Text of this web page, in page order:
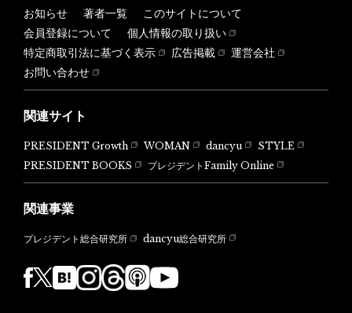
お知らせ 著者一覧
このサイトについて
会員登録について
個人情報の取り扱い
特定商取引法に基づく表示
広告掲載
運営会社
お問い合わせ
関連サイト
PRESIDENT Growth WOMAN dancyu
STYLE
PRESIDENT BOOKS
プレジデントFamily Online
関連事業
プレジデント総合研究所 dancyu総合研究所